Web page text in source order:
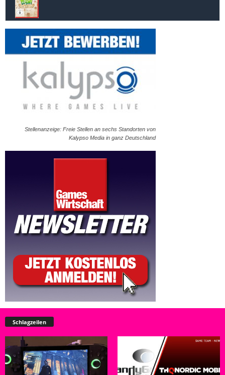
Stellenanzeige: Freie Stellen an sechs Standorten von
Kalypso Media in ganz Deutschland
Schlagzeilen